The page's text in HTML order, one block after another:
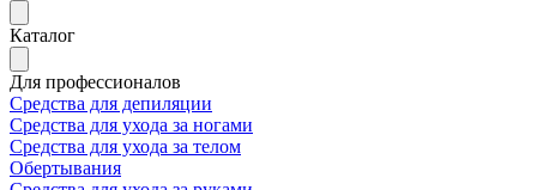
Каталог
Для профессионалов
Средства для депиляции
Средства для ухода за ногами
Средства для ухода за телом
Обертывания